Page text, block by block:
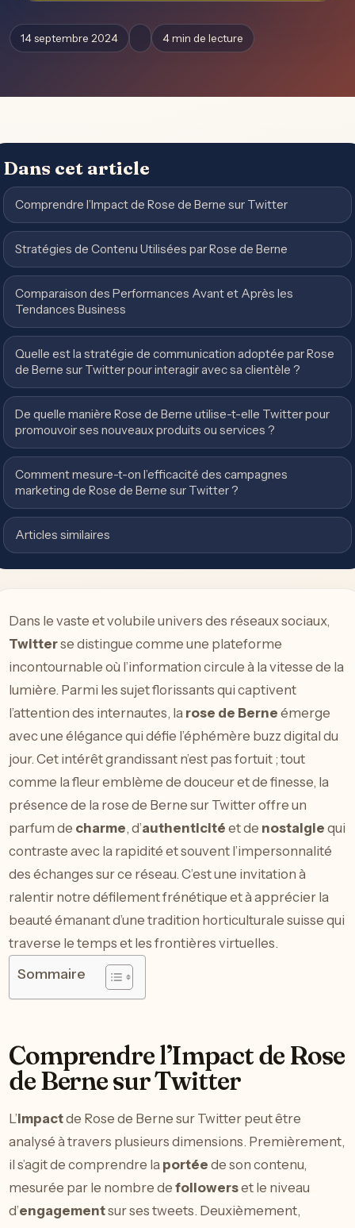
14 septembre 2024 4 min de lecture
Dans cet article
Comprendre l’Impact de Rose de Berne sur Twitter
Stratégies de Contenu Utilisées par Rose de Berne
Comparaison des Performances Avant et Après les
Tendances Business
Quelle est la stratégie de communication adoptée par Rose
de Berne sur Twitter pour interagir avec sa clientèle ?
De quelle manière Rose de Berne utilise-t-elle Twitter pour
promouvoir ses nouveaux produits ou services ?
Comment mesure-t-on l’efficacité des campagnes
marketing de Rose de Berne sur Twitter ?
Articles similaires
Dans le vaste et volubile univers des réseaux sociaux,
Twitterse distingue comme une plateforme
incontournable où l’information circule à la vitesse de la
lumière. Parmi les sujet florissants qui captivent
l’attention des internautes, la rose de Berne émerge
avec une élégance qui défie l’éphémère buzz digital du
jour. Cet intérêt grandissant n’est pas fortuit ; tout
comme la fleur emblème de douceur et de finesse, la
présence de la rose de Berne sur Twitter offre un
parfum de charme, d’authenticité et de nostalgie qui
contraste avec la rapidité et souvent l’impersonnalité
des échanges sur ce réseau. C’est une invitation à
ralentir notre défilement frénétique et à apprécier la
beauté émanant d’une tradition horticulturale suisse qui
traverse le temps et les frontières virtuelles.
Sommaire
Comprendre l’Impact de Rose
de Berne sur Twitter
L’impactde Rose de Berne sur Twitter peut être
analysé à travers plusieurs dimensions. Premièrement,
il s’agit de comprendre la portée de son contenu,
mesurée par le nombre de followerset le niveau
d’engagementsur ses tweets. Deuxièmement,